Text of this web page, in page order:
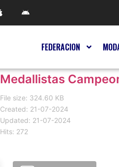
FEDERACION
Medallistas
File size: 324.60 KB
Created: 21-07-2024
Updated: 21-07-2024
Hits: 272